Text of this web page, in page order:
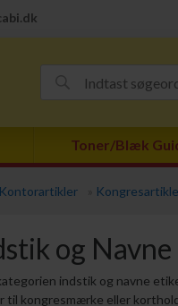
Toner/Blæk
Kontorartikler
og
indstik og navne
til kongresmærke eller